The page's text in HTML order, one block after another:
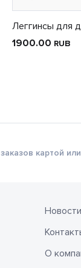
Леггинсы для
1900.00 RUB
картой
Новости
О